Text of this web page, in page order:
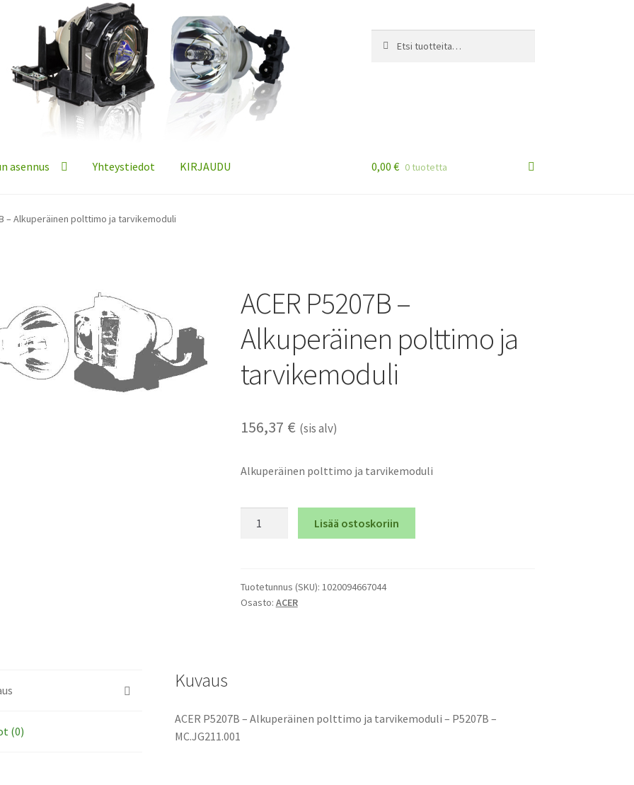
asennus Yhteystiedot KIRJAUDU 0,00 € 0 tuotetta
– Alkuperäinen polttimo ja tarvikemoduli
ACER P5207B –
Alkuperäinen polttimo ja
tarvikemoduli
156,37 € (sis alv)
Alkuperäinen polttimo ja tarvikemoduli
polttimo
ja
Lisää ostoskoriin
Tuotetunnus (SKU): 1020094667044
Osasto: ACER
(0)
Kuvaus
ACER P5207B – Alkuperäinen polttimo ja tarvikemoduli – P5207B –
MC.JG211.001